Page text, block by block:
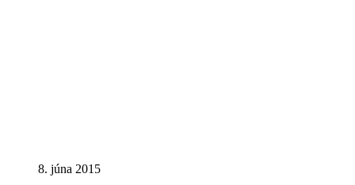
8. júna 2015